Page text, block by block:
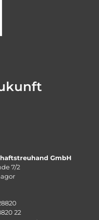
GmbH
7/2
22